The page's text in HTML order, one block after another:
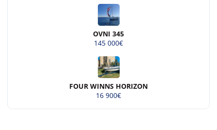
OVNI 345
145 000€
FOUR WINNS HORIZON
16 900€